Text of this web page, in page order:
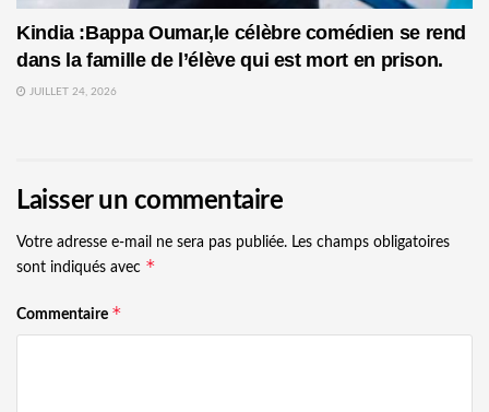
Kindia :Bappa Oumar,le célèbre comédien se rend
dans la famille de l’élève qui est mort en prison.
JUILLET 24, 2026
Laisser un commentaire
Votre adresse e-mail ne sera pas publiée. Les champs obligatoires
sont indiqués avec *
Commentaire *